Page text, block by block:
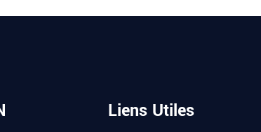
Liens Utiles